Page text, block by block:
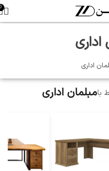
اداری
اداری
بامبلمان اداری